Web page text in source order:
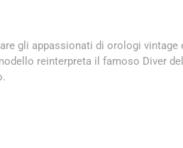
gli appassionati di orologi vintage
reinterpreta il famoso Diver